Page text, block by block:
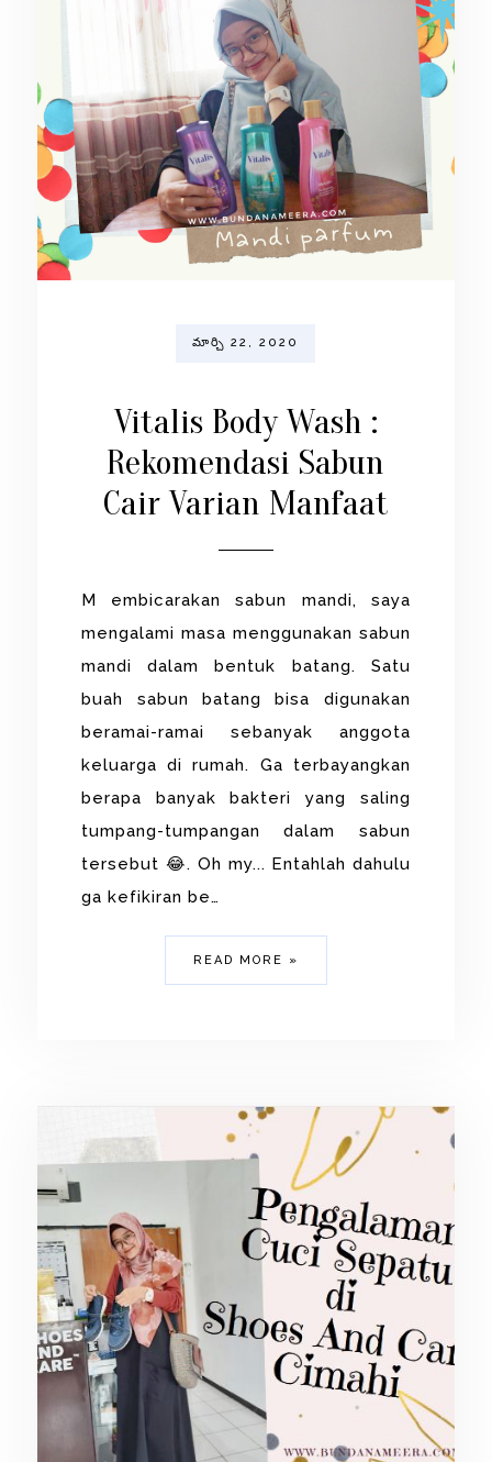
మార్చి 22, 2020
Vitalis Body Wash :
Rekomendasi Sabun
Cair Varian Manfaat
M embicarakan sabun mandi, saya
mengalami masa menggunakan sabun
mandi dalam bentuk batang. Satu
buah sabun batang bisa digunakan
beramai-ramai sebanyak anggota
keluarga di rumah. Ga terbayangkan
berapa banyak bakteri yang saling
tumpang-tumpangan dalam sabun
tersebut 😂. Oh my... Entahlah dahulu
ga kefikiran be…
READ MORE »